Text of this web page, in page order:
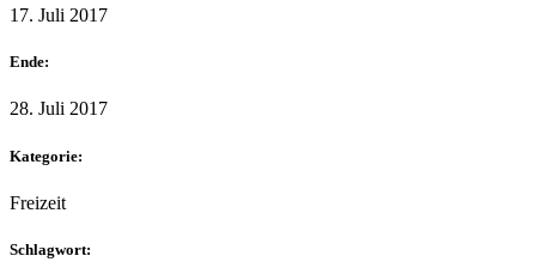
17. Juli 2017
Ende:
28. Juli 2017
Kategorie:
Freizeit
Schlagwort: